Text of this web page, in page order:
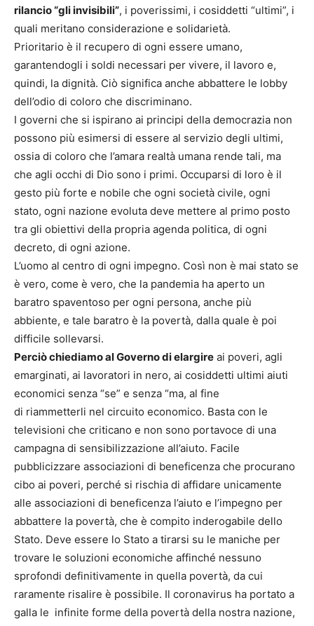
rilancio “gli invisibili”, i poverissimi, i cosiddetti “ultimi”, i
quali meritano considerazione e solidarietà.
Prioritario è il recupero di ogni essere umano,
garantendogli i soldi necessari per vivere, il lavoro e,
quindi, la dignità. Ciò significa anche abbattere le lobby
dell’odio di coloro che discriminano.
I governi che si ispirano ai principi della democrazia non
possono più esimersi di essere al servizio degli ultimi,
ossia di coloro che l’amara realtà umana rende tali, ma
che agli occhi di Dio sono i primi. Occuparsi di loro è il
gesto più forte e nobile che ogni società civile, ogni
stato, ogni nazione evoluta deve mettere al primo posto
tra gli obiettivi della propria agenda politica, di ogni
decreto, di ogni azione.
L’uomo al centro di ogni impegno. Così non è mai stato se
è vero, come è vero, che la pandemia ha aperto un
baratro spaventoso per ogni persona, anche più
abbiente, e tale baratro è la povertà, dalla quale è poi
difficile sollevarsi.
Perciò chiediamo al Governo di elargire ai poveri, agli
emarginati, ai lavoratori in nero, ai cosiddetti ultimi aiuti
economici senza “se” e senza “ma, al fine
di riammetterli nel circuito economico. Basta con le
televisioni che criticano e non sono portavoce di una
campagna di sensibilizzazione all’aiuto. Facile
pubblicizzare associazioni di beneficenza che procurano
cibo ai poveri, perché si rischia di affidare unicamente
alle associazioni di beneficenza l’aiuto e l’impegno per
abbattere la povertà, che è compito inderogabile dello
Stato. Deve essere lo Stato a tirarsi su le maniche per
trovare le soluzioni economiche affinché nessuno
sprofondi definitivamente in quella povertà, da cui
raramente risalire è possibile. Il coronavirus ha portato a
galla le infinite forme della povertà della nostra nazione,